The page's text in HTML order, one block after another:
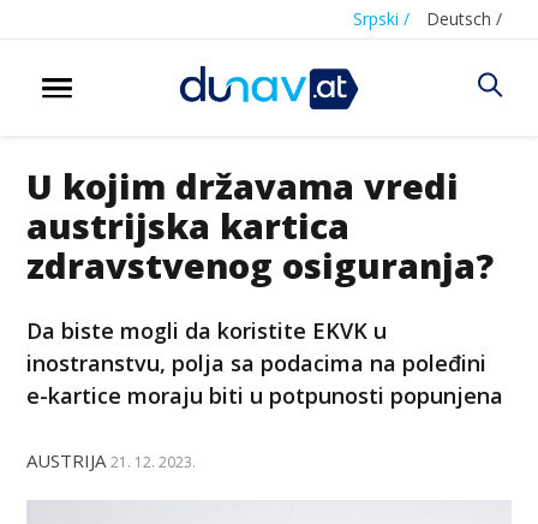
Srpski / Deutsch /
U kojim državama vredi
austrijska kartica
zdravstvenog osiguranja?
Da biste mogli da koristite EKVK u
inostranstvu, polja sa podacima na poleđini
e-kartice moraju biti u potpunosti popunjena
AUSTRIJA 21. 12. 2023.